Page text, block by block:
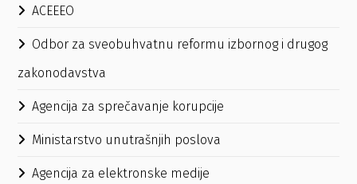
ACEEEO
Odbor za sveobuhvatnu reformu izbornog i drugog
zakonodavstva
Agencija za sprečavanje korupcije
Ministarstvo unutrašnjih poslova
Agencija za elektronske medije